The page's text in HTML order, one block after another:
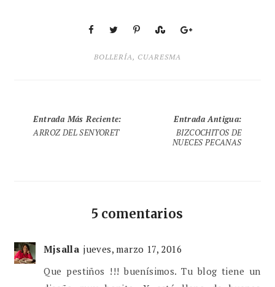
BOLLERÍA , CUARESMA
Entrada Más Reciente:
ARROZ DEL SENYORET
Entrada Antigua:
BIZCOCHITOS DE
NUECES PECANAS
5 comentarios
Mjsalla jueves, marzo 17, 2016
Que pestiños !!! buenísimos. Tu blog tiene un